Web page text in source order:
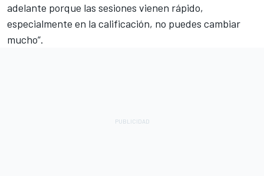
adelante porque las sesiones vienen rápido,
especialmente en la calificación, no puedes cambiar
mucho”.